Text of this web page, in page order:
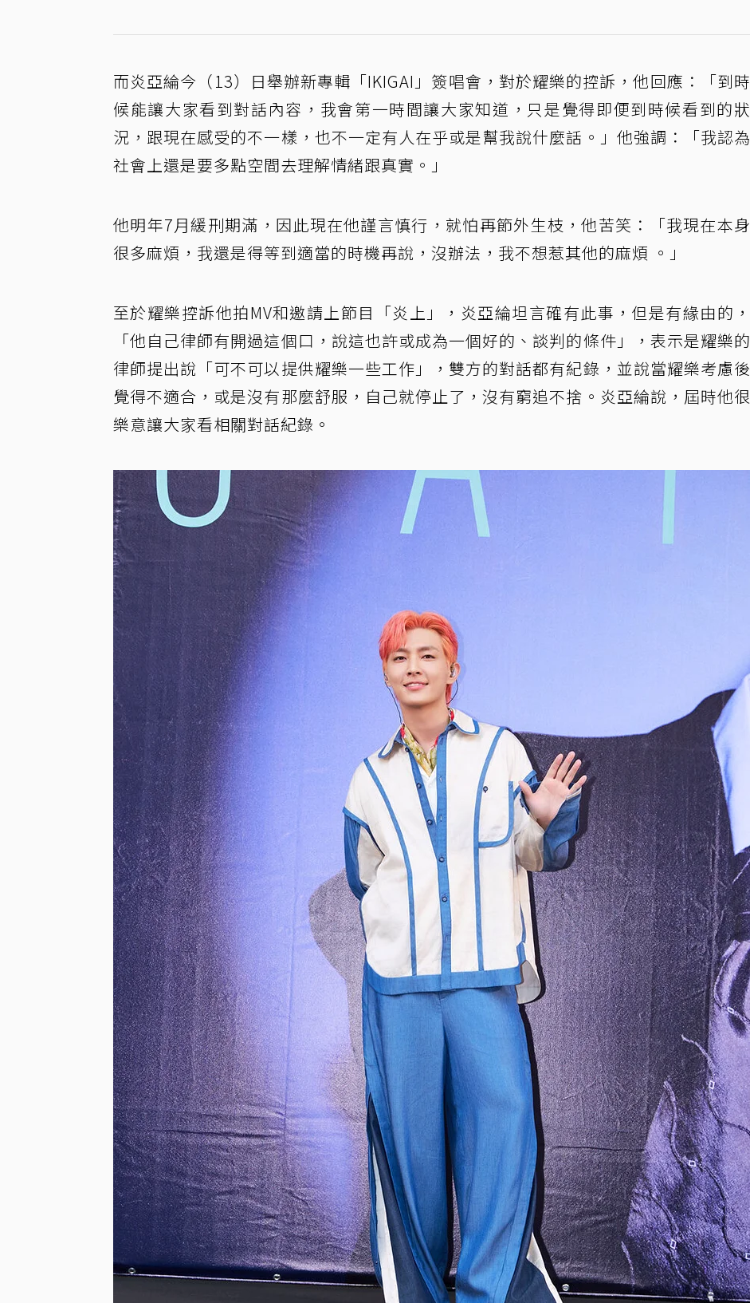
而炎亞綸今（13）日舉辦新專輯「IKIGAI」簽唱會，對於耀樂的控訴，他回應：「到時
候能讓大家看到對話內容，我會第一時間讓大家知道，只是覺得即便到時候看到的狀
況，跟現在感受的不一樣，也不一定有人在乎或是幫我說什麼話。」他強調：「我認為
社會上還是要多點空間去理解情緒跟真實。」
他明年7月緩刑期滿，因此現在他謹言慎行，就怕再節外生枝，他苦笑：「我現在本身
很多麻煩，我還是得等到適當的時機再說，沒辦法，我不想惹其他的麻煩 。」
至於耀樂控訴他拍MV和邀請上節目「炎上」，炎亞綸坦言確有此事，但是有緣由的，
「他自己律師有開過這個口，說這也許或成為一個好的、談判的條件」，表示是耀樂的
律師提出說「可不可以提供耀樂一些工作」，雙方的對話都有紀錄，並說當耀樂考慮後
覺得不適合，或是沒有那麼舒服，自己就停止了，沒有窮追不捨。炎亞綸說，屆時他很
樂意讓大家看相關對話紀錄。